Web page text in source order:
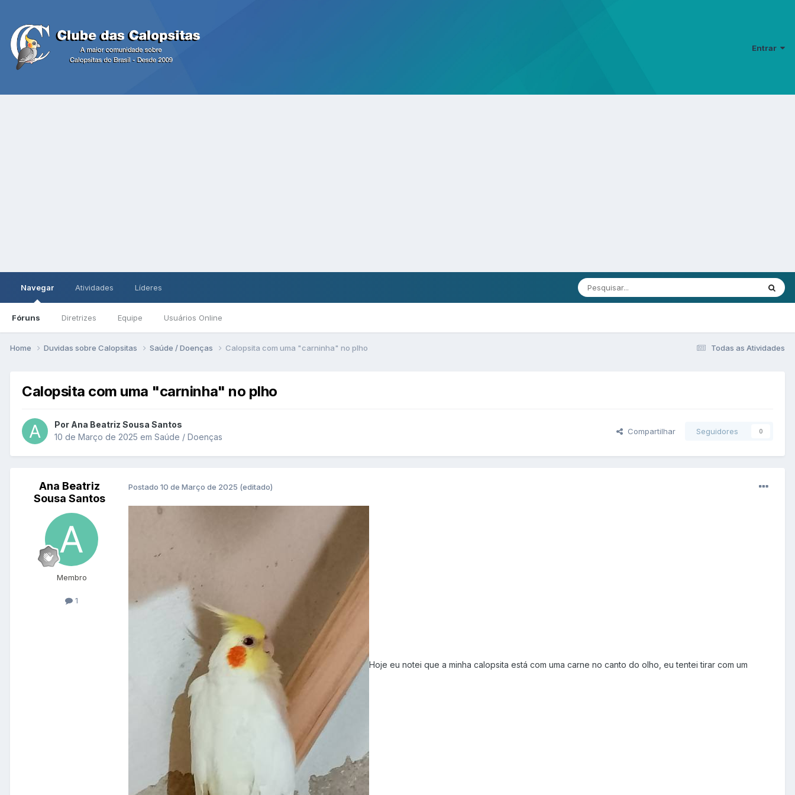
Entrar
Navegar
Fóruns Diretrizes Equipe Usuários Online
Atividades Líderes
Todas as Atividades
Home Duvidas sobre Calopsitas Saúde / Doenças Calopsita com uma "carninha" no plho
Calopsita com uma "carninha" no plho
Por Ana Beatriz Sousa Santos
10 de Março de 2025 em Saúde / Doenças
Compartilhar Seguidores 0
Ana Beatriz
Sousa Santos
Membro
1
Postado 10 de Março de 2025 (editado)
Hoje eu notei que a minha calopsita está com uma carne no canto do olho, eu tentei tirar com um